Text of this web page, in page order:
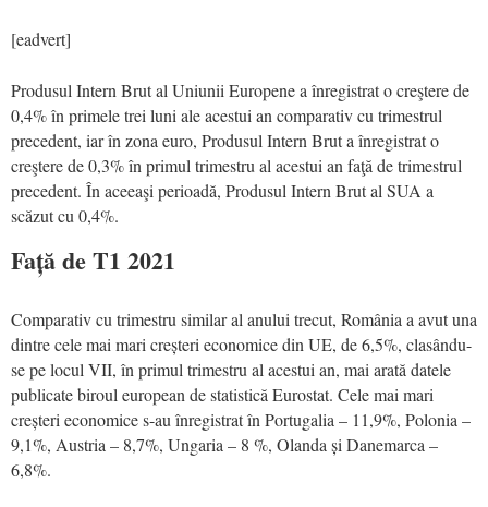
[eadvert]
Produsul Intern Brut al Uniunii Europene a înregistrat o creştere de
0,4% în primele trei luni ale acestui an comparativ cu trimestrul
precedent, iar în zona euro, Produsul Intern Brut a înregistrat o
creştere de 0,3% în primul trimestru al acestui an faţă de trimestrul
precedent. În aceeaşi perioadă, Produsul Intern Brut al SUA a
scăzut cu 0,4%.
Față de T1 2021
Comparativ cu trimestru similar al anului trecut, România a avut una
dintre cele mai mari creșteri economice din UE, de 6,5%, clasându-
se pe locul VII, în primul trimestru al acestui an, mai arată datele
publicate biroul european de statistică Eurostat. Cele mai mari
creșteri economice s-au înregistrat în Portugalia – 11,9%, Polonia –
9,1%, Austria – 8,7%, Ungaria – 8 %, Olanda și Danemarca –
6,8%.